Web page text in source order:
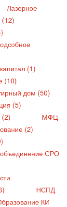
Лазерное
(12)
(1)
(10)
дом (50)
(5)
МФЦ
(2)
СРО
НСПД
КИ